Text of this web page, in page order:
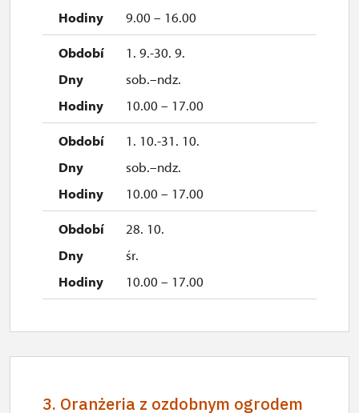
9.00 – 16.00
1. 9.-30. 9.
sob.–ndz.
10.00 – 17.00
1. 10.-31. 10.
sob.–ndz.
10.00 – 17.00
28. 10.
śr.
10.00 – 17.00
3. Oranżeria z ozdobnym ogrodem